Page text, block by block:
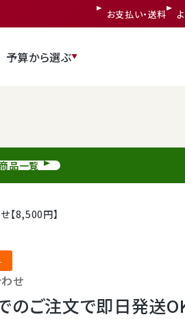
お支払い・送料
予算から選ぶ
品一覧
【8,500円】
せ
のご注文で即日発送